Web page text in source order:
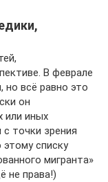
В феврале
но всё равно это
он
или иных
точки зрения
списку
мигранта»
не права!)